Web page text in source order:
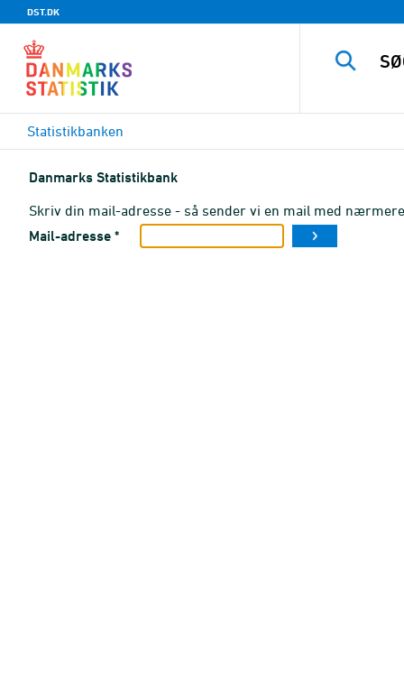
DST.DK
Statistikbanken
Danmarks Statistikbank
Skriv din mail-adresse - så sender vi en mail med
Mail-adresse *